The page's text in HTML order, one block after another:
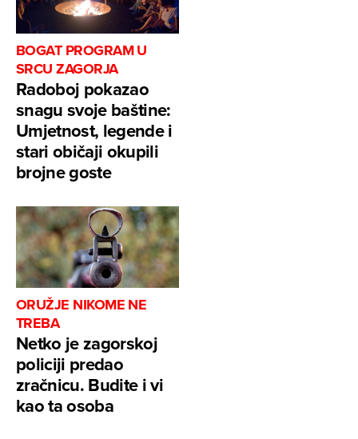
BOGAT PROGRAM U
SRCU ZAGORJA
Radoboj pokazao
snagu svoje baštine:
Umjetnost, legende i
stari običaji okupili
brojne goste
ORUŽJE NIKOME NE
TREBA
Netko je zagorskoj
policiji predao
zračnicu. Budite i vi
kao ta osoba